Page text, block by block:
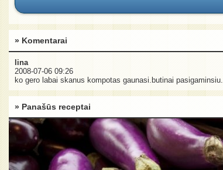
» Komentarai
lina
2008-07-06 09:26
ko gero labai skanus kompotas gaunasi.butinai pasigaminsiu.
» Panašūs receptai